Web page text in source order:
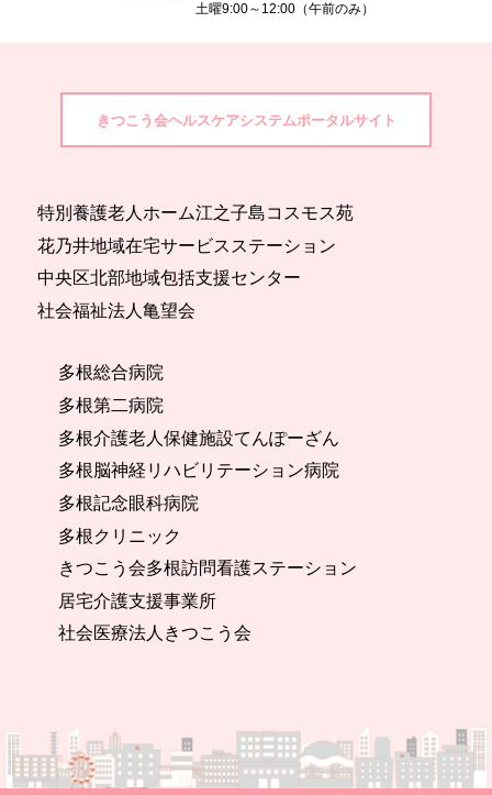
土曜9:00～12:00（午前のみ）
きつこう会ヘルスケアシステムポータルサイト
特別養護老人ホーム江之子島コスモス苑
花乃井地域在宅サービスステーション
中央区北部地域包括支援センター
社会福祉法人亀望会
多根総合病院
多根第二病院
多根介護老人保健施設てんぽーざん
多根脳神経リハビリテーション病院
多根記念眼科病院
多根クリニック
きつこう会多根訪問看護ステーション
居宅介護支援事業所
社会医療法人きつこう会